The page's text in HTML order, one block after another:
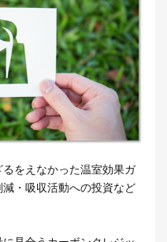
をえなかった温室効果ガ
・吸収活動への投資など